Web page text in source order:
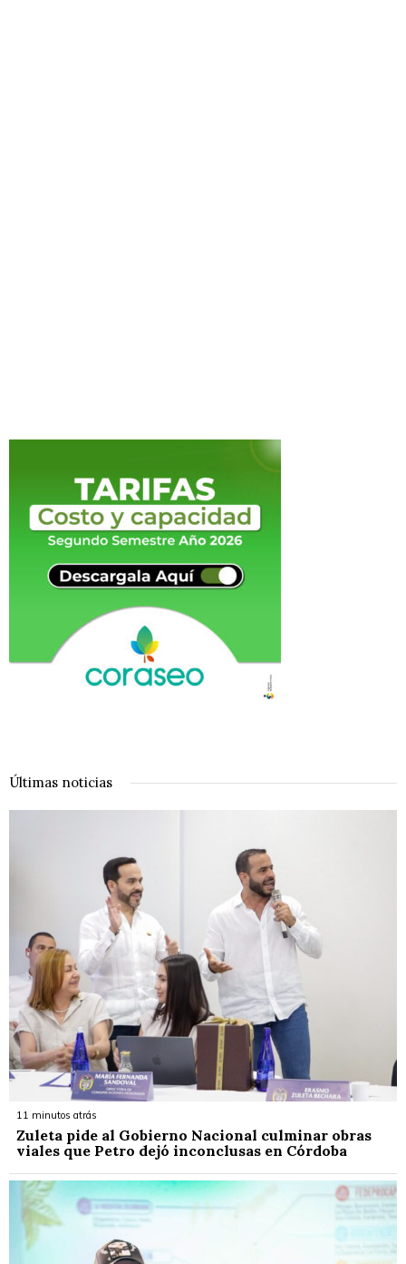
Últimas noticias
11 minutos atrás
Zuleta pide al Gobierno Nacional culminar obras
viales que Petro dejó inconclusas en Córdoba